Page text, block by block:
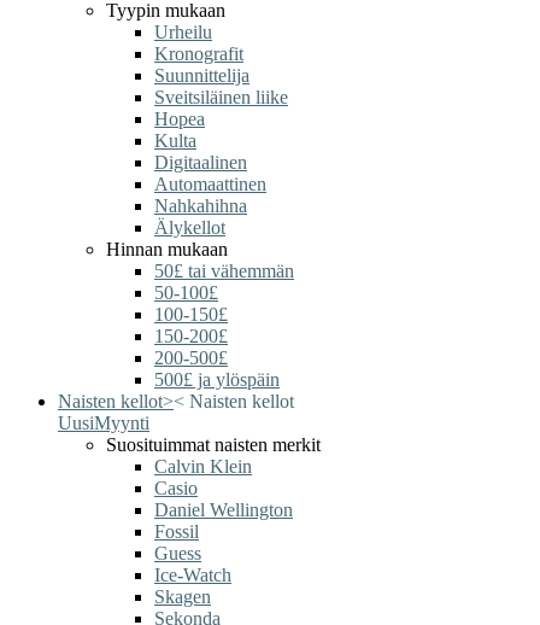
Tyypin mukaan
Urheilu
Kronografit
Suunnittelija
Sveitsiläinen liike
Hopea
Kulta
Digitaalinen
Automaattinen
Nahkahihna
Älykellot
Hinnan mukaan
50£ tai vähemmän
50-100£
100-150£
150-200£
200-500£
500£ ja ylöspäin
Naisten kellot>< Naisten kellot
UusiMyynti
Suosituimmat naisten merkit
Calvin Klein
Casio
Daniel Wellington
Fossil
Guess
Ice-Watch
Skagen
Sekonda